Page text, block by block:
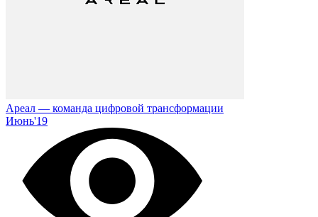
Ареал — команда цифровой трансформации
Июнь'19